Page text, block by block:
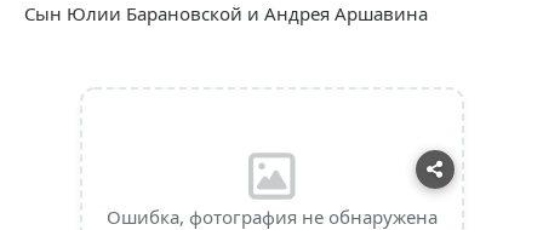
Сын Юлии Барановской и Андрея Аршавина
Ошибка, фотография не обнаружена